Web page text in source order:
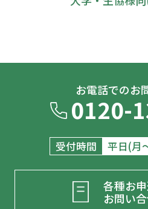
お電話でのお
0120-
受付時間 平日(月
各種お
お問い